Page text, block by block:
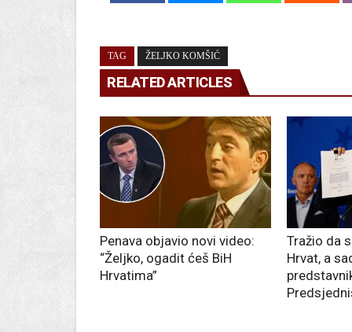
TAG ŽELJKO KOMŠIĆ
RELATED ARTICLES
Penava objavio novi video:
“Željko, ogadit ćeš BiH
Hrvatima”
Tražio da
Hrvat, a